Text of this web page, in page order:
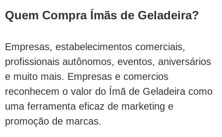
Quem Compra Ímãs de Geladeira?
Empresas, estabelecimentos comerciais,
profissionais autônomos, eventos, aniversários
e muito mais. Empresas e comercios
reconhecem o valor do Ímã de Geladeira como
uma ferramenta eficaz de marketing e
promoção de marcas.